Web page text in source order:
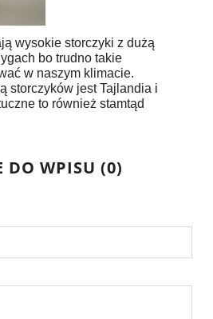
wysokie storczyki z dużą
bo trudno takie
w naszym klimacie.
storczyków jest Tajlandia i
to również stamtąd
DO WPISU (0)